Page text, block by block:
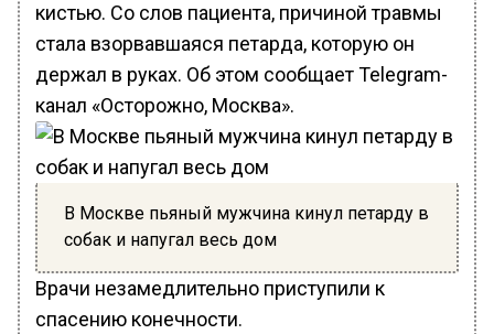
кистью. Со слов пациента, причиной травмы
стала взорвавшаяся петарда, которую он
держал в руках. Об этом сообщает Telegram-
канал «Осторожно, Москва».
В Москве пьяный мужчина кинул петарду в
собак и напугал весь дом
Врачи незамедлительно приступили к
спасению конечности.